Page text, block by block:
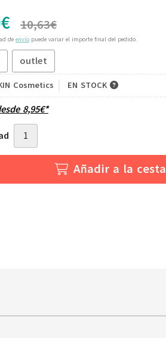
€ 10,63€
de envío puede variar el importe final del pedido.
outlet
Cosmetics EN STOCK
8,95€*
Añadir a la cesta